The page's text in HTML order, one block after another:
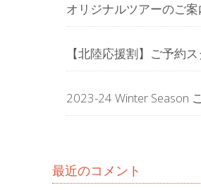
オリジナルツアーのご案
【北陸応援割】ご予約ス
2023-24 Winter Season
最近のコメント